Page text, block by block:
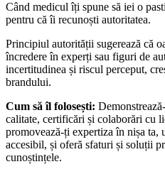
Când medicul îți spune să iei o
pentru că îi recunoști autoritatea.
Principiul autorității sugerează că
încredere în experți sau figuri de
incertitudinea și riscul perceput,
brandului.
Cum să îl folosești:
calitate, certificări și colaborări cu
promovează-ți expertiza în nișa
accesibil, și oferă sfaturi și soluții
cunoștințele.